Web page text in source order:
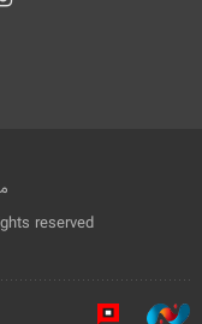
reserved